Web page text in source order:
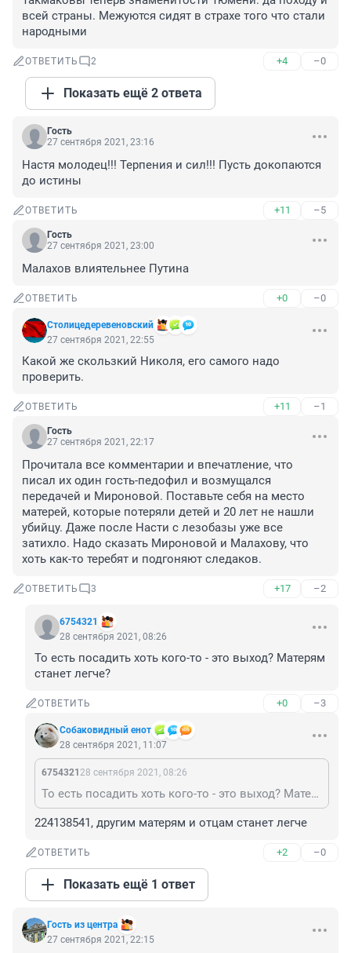
всей страны. Межуются сидят в страхе того что стали
народными
ОТВЕТИТЬ 2 +4 –0
Показать ещё 2 ответа
Гость
27 сентября 2021, 23:16
Настя молодец!!! Терпения и сил!!! Пусть докопаются
до истины
ОТВЕТИТЬ +11 –5
Гость
27 сентября 2021, 23:00
Малахов влиятельнее Путина
ОТВЕТИТЬ +0 –0
Столицедеревеновский
27 сентября 2021, 22:55
Какой же скользкий Николя, его самого надо
проверить.
ОТВЕТИТЬ +11 –1
Гость
27 сентября 2021, 22:17
Прочитала все комментарии и впечатление, что
писал их один гость-педофил и возмущался
передачей и Мироновой. Поставьте себя на место
матерей, которые потеряли детей и 20 лет не нашли
убийцу. Даже после Насти с лезобазы уже все
затихло. Надо сказать Мироновой и Малахову, что
хоть как-то теребят и подгоняют следаков.
ОТВЕТИТЬ 3 +17 –2
6754321
28 сентября 2021, 08:26
То есть посадить хоть кого-то - это выход? Матерям
станет легче?
ОТВЕТИТЬ +0 –3
Собаковидный енот
28 сентября 2021, 11:07
6754321 28 сентября 2021, 08:26
То есть посадить хоть кого-то - это выход? Матерям станет легче?
224138541, другим матерям и отцам станет легче
ОТВЕТИТЬ +2 –0
Показать ещё 1 ответ
Гость из центра
27 сентября 2021, 22:15